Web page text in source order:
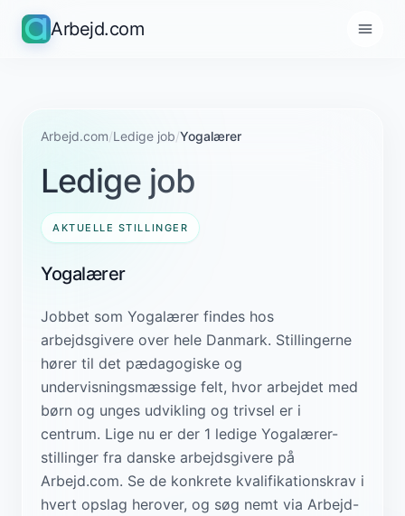
Arbejd.com
Arbejd.com/Ledige job/Yogalærer
Ledige job
AKTUELLE STILLINGER
Yogalærer
Jobbet som Yogalærer findes hos
arbejdsgivere over hele Danmark. Stillingerne
hører til det pædagogiske og
undervisningsmæssige felt, hvor arbejdet med
børn og unges udvikling og trivsel er i
centrum. Lige nu er der 1 ledige Yogalærer-
stillinger fra danske arbejdsgivere på
Arbejd.com. Se de konkrete kvalifikationskrav i
hvert opslag herover, og søg nemt via Arbejd-